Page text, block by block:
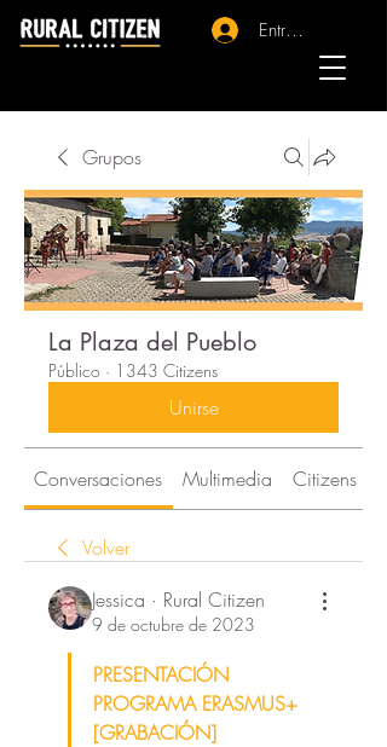
Entrar - Registro
Grupos
La Plaza del Pueblo
Público · 1343 Citizens
Unirse
Conversaciones Multimedia Citizens
Volver
Jessica · Rural Citizen
9 de octubre de 2023
PRESENTACIÓN
PROGRAMA ERASMUS+
[GRABACIÓN]